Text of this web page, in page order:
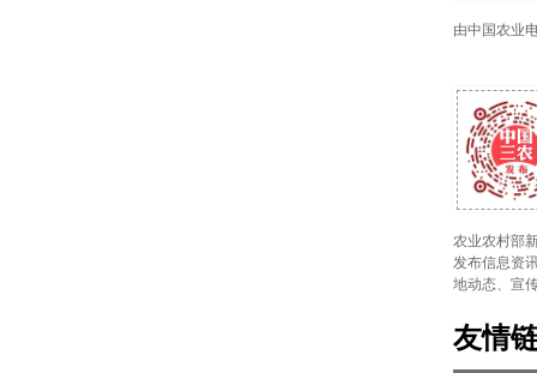
由中国农业
农业农村部
发布信息资
地动态、宣
友情